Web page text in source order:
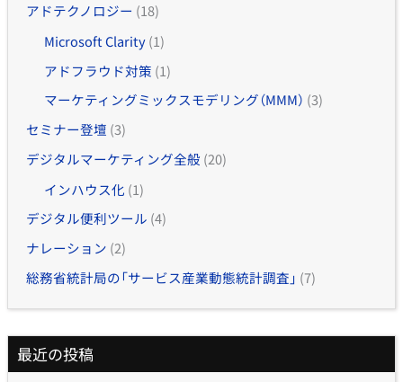
アドテクノロジー (18)
Microsoft Clarity(1)
アドフラウド対策 (1)
マーケティングミックスモデリング（MMM） (3)
セミナー登壇 (3)
デジタルマーケティング全般(20)
インハウス化 (1)
デジタル便利ツール (4)
ナレーション (2)
総務省統計局の「サービス産業動態統計調査」 (7)
最近の投稿